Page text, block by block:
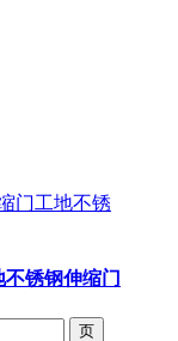
锈钢伸缩门